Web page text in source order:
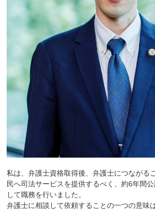
私は、弁護士資格取得後、弁護士につながる
民へ司法サービスを提供するべく、約6年間
して職務を行いました。
弁護士に相談して依頼することの一つの意味